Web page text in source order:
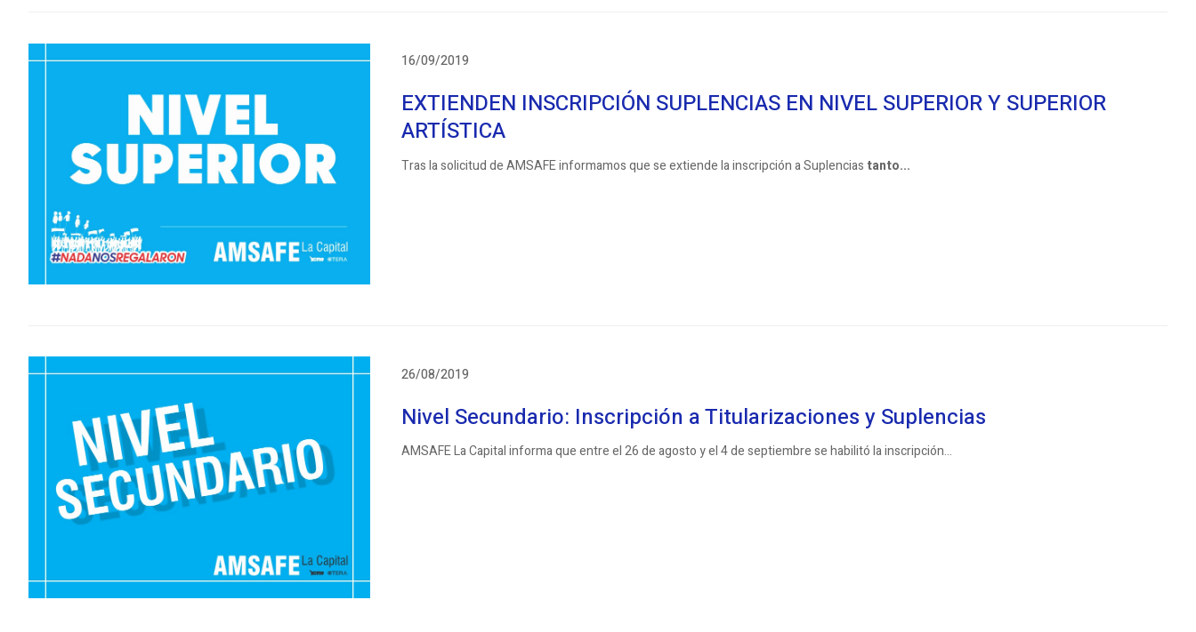
16/09/2019
EXTIENDEN INSCRIPCIÓN SUPLENCIAS EN NIVEL SUPERIOR Y SUPERIOR
ARTÍSTICA
Tras la solicitud de AMSAFE informamos que se extiende la inscripción a Suplencias tanto...
26/08/2019
Nivel Secundario: Inscripción a Titularizaciones y Suplencias
AMSAFE La Capital informa que entre el 26 de agosto y el 4 de septiembre se habilitó la inscripción...